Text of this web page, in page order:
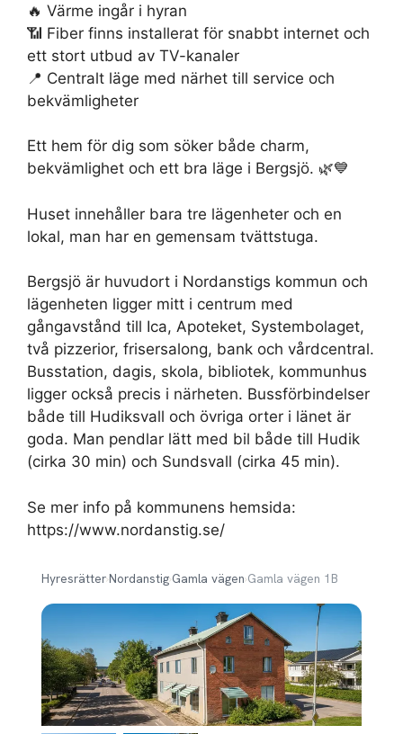
🔥 Värme ingår i hyran
📶 Fiber finns installerat för snabbt internet och
ett stort utbud av TV-kanaler
📍 Centralt läge med närhet till service och
bekvämligheter
Ett hem för dig som söker både charm,
bekvämlighet och ett bra läge i Bergsjö. 🌿💙
Huset innehåller bara tre lägenheter och en
lokal, man har en gemensam tvättstuga.
Bergsjö är huvudort i Nordanstigs kommun och
lägenheten ligger mitt i centrum med
gångavstånd till Ica, Apoteket, Systembolaget,
två pizzerior, frisersalong, bank och vårdcentral.
Busstation, dagis, skola, bibliotek, kommunhus
ligger också precis i närheten. Bussförbindelser
både till Hudiksvall och övriga orter i länet är
goda. Man pendlar lätt med bil både till Hudik
(cirka 30 min) och Sundsvall (cirka 45 min).
Se mer info på kommunens hemsida:
https://www.nordanstig.se/
Hyresrätter›Nordanstig›Gamla vägen›Gamla vägen 1B